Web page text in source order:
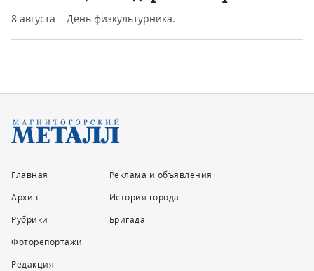
8 августа – День физкультурника.
Главная
Архив
Рубрики
Фоторепортажи
Редакция
Реклама и объявления
История города
Бригада